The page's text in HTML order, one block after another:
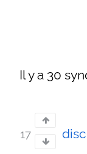
Il y a 30
17